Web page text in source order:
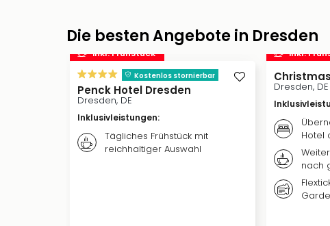
Die besten Angebote in Dresden
inkl. Frühstück
Kostenlos stornierbar
Penck Hotel Dresden
Dresden, DE
Inklusivleistungen:
Tägliches Frühstück mit
reichhaltiger Auswahl
inkl.
Dresden, DE
Hotel
nach